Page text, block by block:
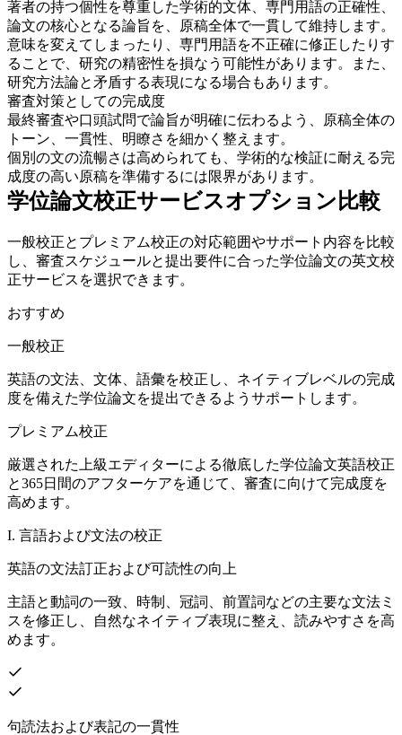
著者の持つ個性を尊重した学術的文体、専門用語の正確性、
論文の核心となる論旨を、原稿全体で一貫して維持します。
意味を変えてしまったり、専門用語を不正確に修正したりす
ることで、研究の精密性を損なう可能性があります。また、
研究方法論と矛盾する表現になる場合もあります。
審査対策としての完成度
最終審査や口頭試問で論旨が明確に伝わるよう、原稿全体の
トーン、一貫性、明瞭さを細かく整えます。
個別の文の流暢さは高められても、学術的な検証に耐える完
成度の高い原稿を準備するには限界があります。
学位論文校正サービスオプション比較
一般校正とプレミアム校正の対応範囲やサポート内容を比較
し、審査スケジュールと提出要件に合った学位論文の英文校
正サービスを選択できます。
おすすめ
一般校正
英語の文法、文体、語彙を校正し、ネイティブレベルの完成
度を備えた学位論文を提出できるようサポートします。
プレミアム校正
厳選された上級エディターによる徹底した学位論文英語校正
と365日間のアフターケアを通じて、審査に向けて完成度を
高めます。
I. 言語および文法の校正
英語の文法訂正および可読性の向上
主語と動詞の一致、時制、冠詞、前置詞などの主要な文法ミ
スを修正し、自然なネイティブ表現に整え、読みやすさを高
めます。
句読法および表記の一貫性